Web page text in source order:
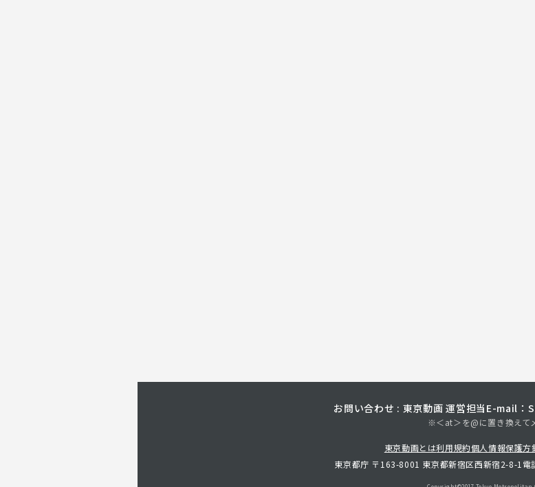
お問い合わせ : 東京動画 運営担当 E-mail：
※＜at＞を@に置き換えて
東京動画とは利用規約個人情報保護方
東京都庁 〒163-8001 東京都新宿区西新宿2-8-1 電